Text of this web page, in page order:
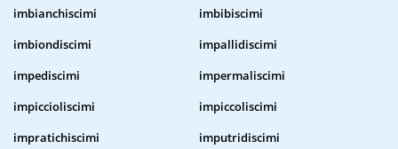
imbianchiscimi
imbibiscimi
imbiondiscimi
impallidiscimi
impediscimi
impermaliscimi
impiccioliscimi
impiccoliscimi
impratichiscimi
imputridiscimi